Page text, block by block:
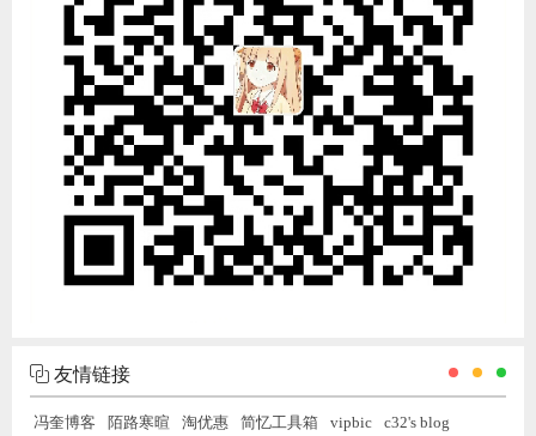
友情链接
冯奎博客 陌路寒暄 淘优惠 简忆工具箱 vipbic
c32's blog